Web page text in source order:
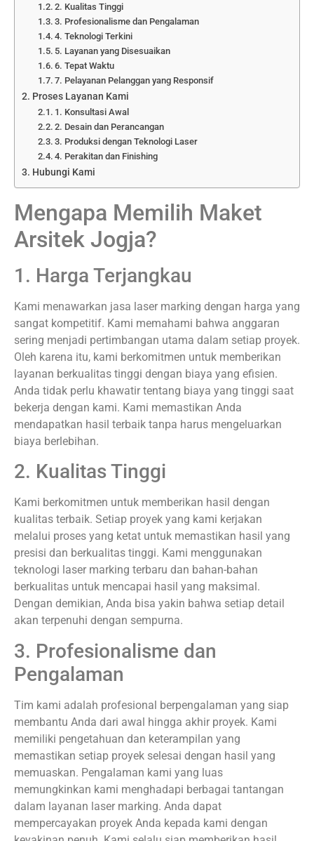
2. Kualitas Tinggi
3. Profesionalisme dan Pengalaman
4. Teknologi Terkini
5. Layanan yang Disesuaikan
6. Tepat Waktu
7. Pelayanan Pelanggan yang Responsif
Proses Layanan Kami
1. Konsultasi Awal
2. Desain dan Perancangan
3. Produksi dengan Teknologi Laser
4. Perakitan dan Finishing
Hubungi Kami
Mengapa Memilih Maket
Arsitek Jogja?
1. Harga Terjangkau
Kami menawarkan jasa laser marking dengan harga yang
sangat kompetitif. Kami memahami bahwa anggaran
sering menjadi pertimbangan utama dalam setiap proyek.
Oleh karena itu, kami berkomitmen untuk memberikan
layanan berkualitas tinggi dengan biaya yang efisien.
Anda tidak perlu khawatir tentang biaya yang tinggi saat
bekerja dengan kami. Kami memastikan Anda
mendapatkan hasil terbaik tanpa harus mengeluarkan
biaya berlebihan.
2. Kualitas Tinggi
Kami berkomitmen untuk memberikan hasil dengan
kualitas terbaik. Setiap proyek yang kami kerjakan
melalui proses yang ketat untuk memastikan hasil yang
presisi dan berkualitas tinggi. Kami menggunakan
teknologi laser marking terbaru dan bahan-bahan
berkualitas untuk mencapai hasil yang maksimal.
Dengan demikian, Anda bisa yakin bahwa setiap detail
akan terpenuhi dengan sempurna.
3. Profesionalisme dan
Pengalaman
Tim kami adalah profesional berpengalaman yang siap
membantu Anda dari awal hingga akhir proyek. Kami
memiliki pengetahuan dan keterampilan yang
memastikan setiap proyek selesai dengan hasil yang
memuaskan. Pengalaman kami yang luas
memungkinkan kami menghadapi berbagai tantangan
dalam layanan laser marking. Anda dapat
mempercayakan proyek Anda kepada kami dengan